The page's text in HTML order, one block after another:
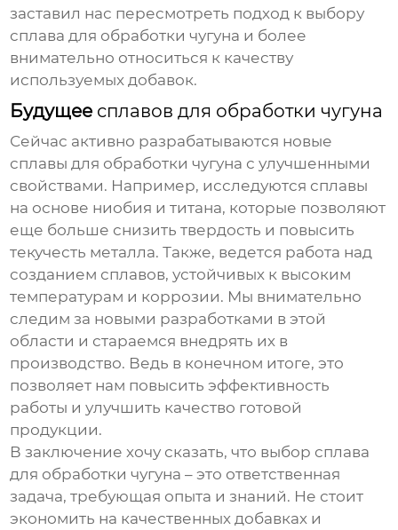
заставил нас пересмотреть подход к выбору
сплава для обработки чугуна и более
внимательно относиться к качеству
используемых добавок.
Будущее сплавов для обработки чугуна
Сейчас активно разрабатываются новые
сплавы для обработки чугуна с улучшенными
свойствами. Например, исследуются сплавы
на основе ниобия и титана, которые позволяют
еще больше снизить твердость и повысить
текучесть металла. Также, ведется работа над
созданием сплавов, устойчивых к высоким
температурам и коррозии. Мы внимательно
следим за новыми разработками в этой
области и стараемся внедрять их в
производство. Ведь в конечном итоге, это
позволяет нам повысить эффективность
работы и улучшить качество готовой
продукции.
В заключение хочу сказать, что выбор сплава
для обработки чугуна – это ответственная
задача, требующая опыта и знаний. Не стоит
экономить на качественных добавках и